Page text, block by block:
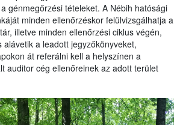
génmegőrzési tételeket. A Nébih hatósági
minden ellenőrzéskor felülvizsgálhatja a
illetve minden ellenőrzési ciklus végén,
alávetik a leadott jegyzőkönyveket,
át referálni kell a helyszínen a
auditor cég ellenőreinek az adott terület